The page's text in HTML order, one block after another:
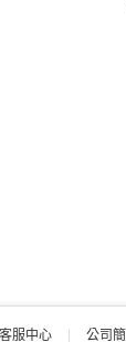
客服中心 公司